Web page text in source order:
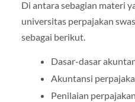
Di antara sebagian materi
universitas perpajakan
sebagai berikut.
Dasar-dasar
Akuntansi
Penilaian perpajakan